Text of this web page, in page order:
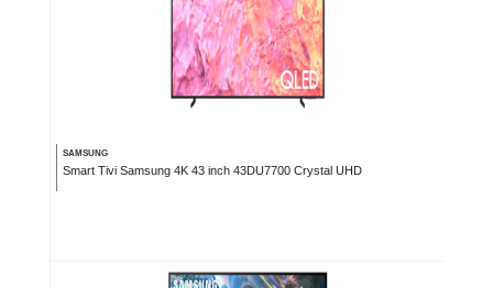
SAMSUNG
Smart Tivi Samsung 4K 43 inch 43DU7700 Crystal UHD